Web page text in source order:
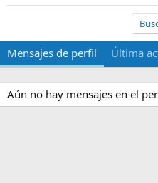
Mensajes de perfil Última
Aún no hay mensajes en el